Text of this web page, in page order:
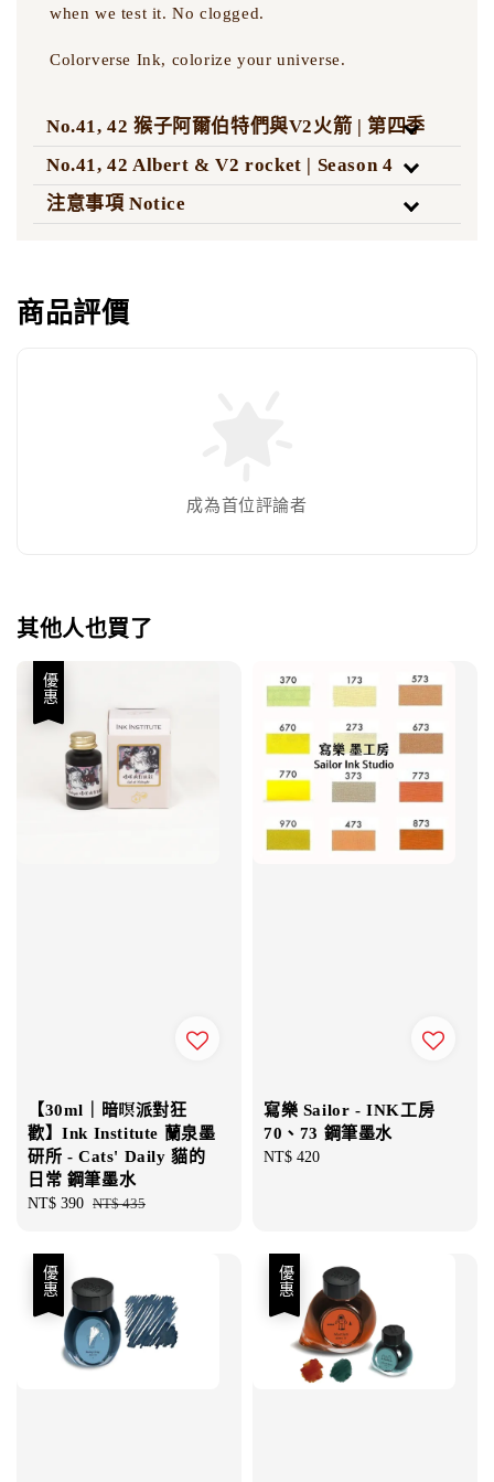
when we test it. No clogged.
Colorverse Ink, colorize your universe.
No.41, 42 猴子阿爾伯特們與V2火箭 | 第四季
No.41, 42 Albert & V2 rocket | Season 4
注意事項 Notice
商品評價
成為首位評論者
其他人也買了
優惠
【30ml｜暗暝派對狂
歡】Ink Institute 蘭泉墨
研所 - Cats' Daily 貓的
日常 鋼筆墨水
Sale
NT$ 390 Regular
NT$ 435
寫樂 Sailor - INK工房
70、73 鋼筆墨水
Regular
NT$ 420
優惠 優惠